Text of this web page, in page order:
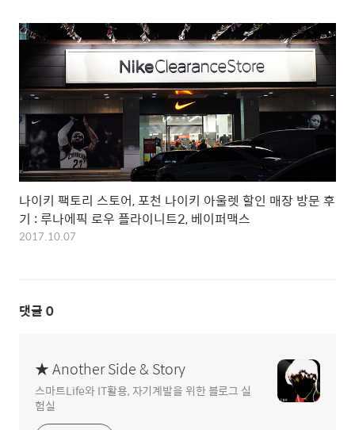
나이키 팩토리 스토어, 포천 나이키 아울렛 할인 매장 방문 후
기 : 루나에픽 로우 플라이니트2, 베이퍼맥스
2017.10.07
댓글 0
★ Another Side & Story
스마트Life와 IT활용, 자기계발을 위한 블로그 실
험실